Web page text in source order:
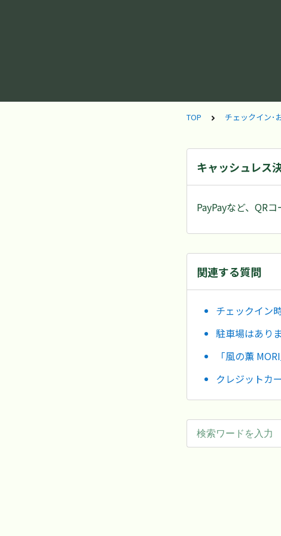
TOP チェックイン･
キャッシュレス
PayPayなど、QR
関連する質問
チェックイン
駐車場はあり
「風の薫
クレジットカ